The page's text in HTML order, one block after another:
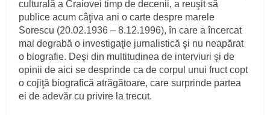
culturală a Craiovei timp de decenii, a reuşit să
publice acum câţiva ani o carte despre marele
Sorescu (20.02.1936 – 8.12.1996), în care a încercat
mai degrabă o investigaţie jurnalistică şi nu neapărat
o biografie. Deşi din multitudinea de interviuri şi de
opinii de aici se desprinde ca de corpul unui fruct copt
o cojiţă biografică atrăgătoare, care surprinde partea
ei de adevăr cu privire la trecut.